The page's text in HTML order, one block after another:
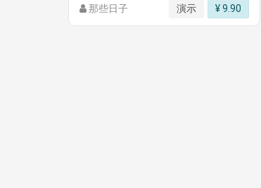
那些日子 演示 ¥ 9.90